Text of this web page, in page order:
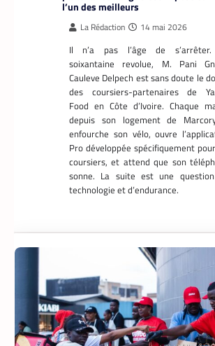
l’un des meilleurs
La Rédaction 14 mai 2026
Il n’a pas l’âge de
soixantaine revolue, M. Pani
Cauleve Delpech est sans doute le
des coursiers-partenaires de
Food en Côte d’Ivoire. Chaque
depuis son logement de
enfourche son vélo, ouvre
Pro développée spécifiquement
coursiers, et attend que son
sonne. La suite est une
technologie et d’endurance.